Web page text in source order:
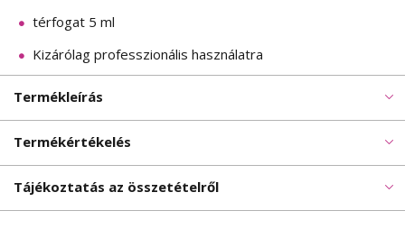
térfogat 5 ml
Kizárólag professzionális használatra
Termékleírás
Termékértékelés
Tájékoztatás az összetételről